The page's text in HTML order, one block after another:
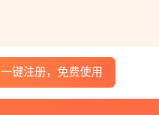
一键注册，免费使用